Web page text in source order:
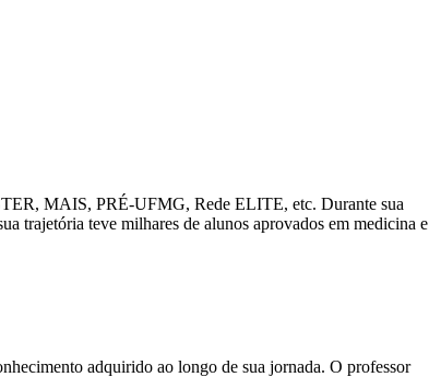
MAIS, PRÉ-UFMG, Rede ELITE, etc. Durante sua
trajetória teve milhares de alunos aprovados em medicina e
adquirido ao longo de sua jornada. O professor